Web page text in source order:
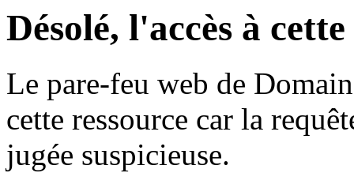
Désolé, l'accès à
Le pare-feu web de
cette ressource car la
jugée suspicieuse.